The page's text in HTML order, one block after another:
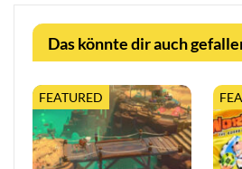
Das könnte dir auch
FEATURED